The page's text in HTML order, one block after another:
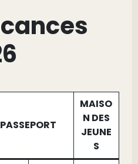
PASSEPORT
MAISO
N DES
JEUNE
S